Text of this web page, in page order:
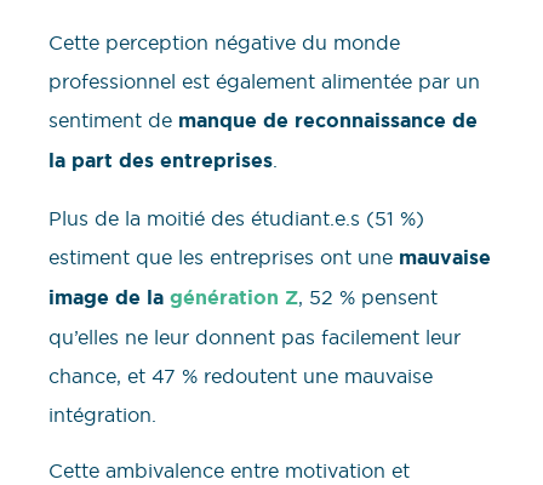
Cette perception négative du monde
professionnel est également alimentée par un
sentiment de manque de reconnaissance de
la part des entreprises.
Plus de la moitié des étudiant.e.s (51 %)
estiment que les entreprises ont une mauvaise
image de la génération Z, 52 % pensent
qu’elles ne leur donnent pas facilement leur
chance, et 47 % redoutent une mauvaise
intégration.
Cette ambivalence entre motivation et